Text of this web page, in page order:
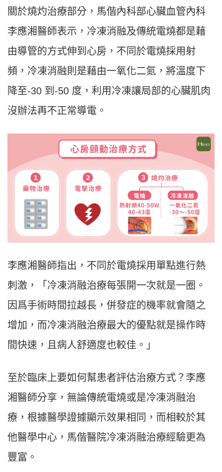
關於燒灼治療部分，馬偕內科部心臟血管內科
李應湘醫師表示，冷凍消融及傳統電燒都是藉
由導管的方式伸到心房，不同於電燒採用射
頻，冷凍消融則是藉由一氧化二氮，將溫度下
降至-30 到-50 度，利用冷凍讓局部的心臟肌肉
沒辦法再不正常導電。
李應湘醫師指出，不同於電燒採用單點進行熱
刺激，「冷凍消融治療每張開一次就是一圈。
因爲手術時間拉越長，併發症的機率就會隨之
增加，而冷凍消融治療最大的優點就是操作時
間快速，且病人舒適度也較佳。」
至於臨床上要如何幫患者評估治療方式？李應
湘醫師分享，無論傳統電燒或是冷凍消融治
療，根據醫學證據顯示效果相同，而相較於其
他醫學中心，馬偕醫院冷凍消融治療經驗更為
豐富。